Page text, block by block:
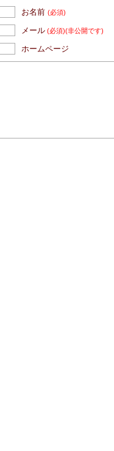
お名前(必須)
メール (必須)(非公開です)
ホームページ